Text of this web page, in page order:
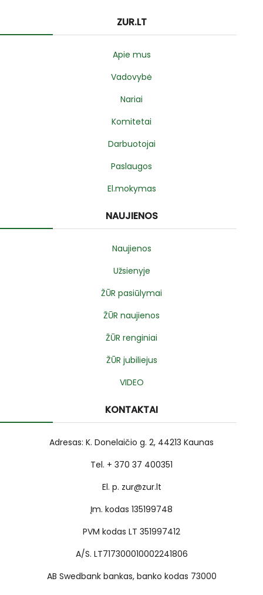
ZUR.LT
Apie mus
Vadovybė
Nariai
Komitetai
Darbuotojai
Paslaugos
El.mokymas
NAUJIENOS
Naujienos
Užsienyje
ŽŪR pasiūlymai
ŽŪR naujienos
ŽŪR renginiai
ŽŪR jubiliejus
VIDEO
KONTAKTAI
Adresas: K. Donelaičio g. 2, 44213 Kaunas
Tel. + 370 37 400351
El. p. zur@zur.lt
Įm. kodas 135199748
PVM kodas LT 351997412
A/S. LT717300010002241806
AB Swedbank bankas, banko kodas 73000